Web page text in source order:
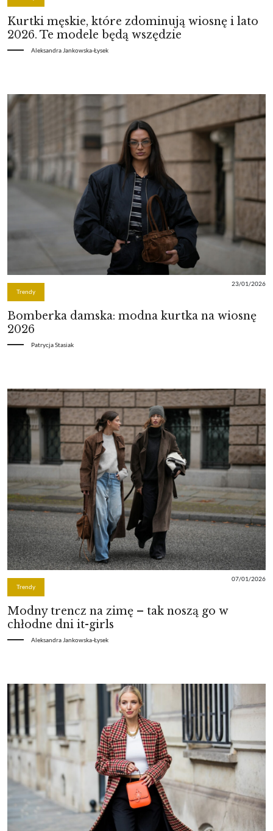
Kurtki męskie, które zdominują wiosnę i lato
2026. Te modele będą wszędzie
Aleksandra Jankowska-Łysek
Trendy
23/01/2026
Bomberka damska: modna kurtka na wiosnę
2026
Patrycja Stasiak
Trendy
07/01/2026
Modny trencz na zimę – tak noszą go w
chłodne dni it-girls
Aleksandra Jankowska-Łysek